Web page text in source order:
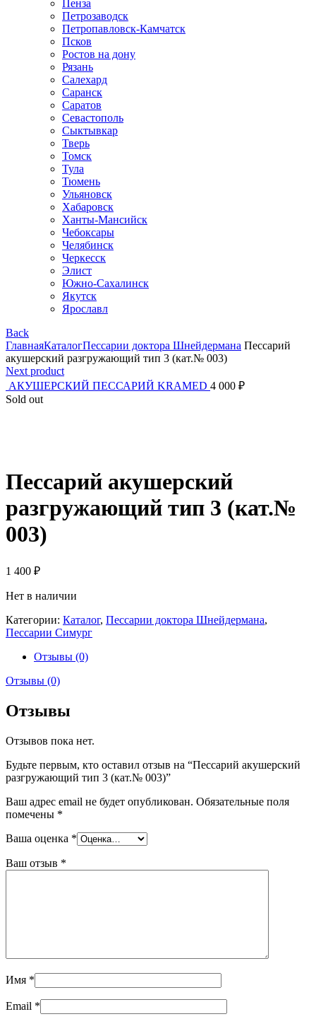
Пенза
Петрозаводск
Петропавловск-Камчатск
Псков
Ростов на дону
Рязань
Салехард
Саранск
Саратов
Севастополь
Сыктывкар
Тверь
Томск
Тула
Тюмень
Ульяновск
Хабаровск
Ханты-Мансийск
Чебоксары
Челябинск
Черкесск
Элист
Южно-Сахалинск
Якутск
Ярославл
Back
ГлавнаяКаталогПессарии доктора Шнейдермана Пессарий
акушерский разгружающий тип 3 (кат.№ 003)
Next product
АКУШЕРСКИЙ ПЕССАРИЙ KRAMED 4 000 ₽
Sold out
Пессарий акушерский
разгружающий тип 3 (кат.№
003)
1 400 ₽
Нет в наличии
Категории: Каталог, Пессарии доктора Шнейдермана,
Пессарии Симург
Отзывы (0)
Отзывы (0)
Отзывы
Отзывов пока нет.
Будьте первым, кто оставил отзыв на “Пессарий акушерский
разгружающий тип 3 (кат.№ 003)”
Ваш адрес email не будет опубликован. Обязательные поля
помечены *
Ваша оценка *
Ваш отзыв *
Имя *
Email *